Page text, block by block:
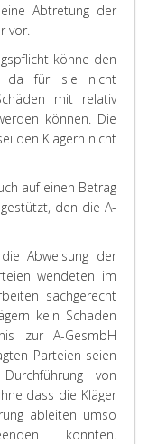
Abtretung der
vor.
könne den
da für sie nicht
mit relativ
können. Die
den Klägern nicht
auf einen Betrag
den die A-
Abweisung der
wendeten im
sachgerecht
kein Schaden
zur A-GesmbH
Parteien seien
von
dass die Kläger
ableiten umso
könnten.